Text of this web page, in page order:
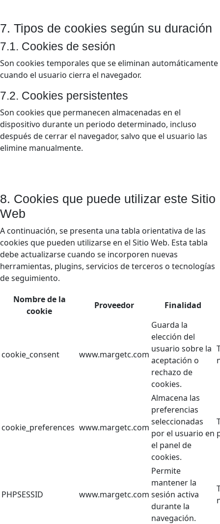
7. Tipos de cookies según su duración
7.1. Cookies de sesión
Son cookies temporales que se eliminan automáticamente
cuando el usuario cierra el navegador.
7.2. Cookies persistentes
Son cookies que permanecen almacenadas en el
dispositivo durante un periodo determinado, incluso
después de cerrar el navegador, salvo que el usuario las
elimine manualmente.
8. Cookies que puede utilizar este Sitio
Web
A continuación, se presenta una tabla orientativa de las
cookies que pueden utilizarse en el Sitio Web. Esta tabla
debe actualizarse cuando se incorporen nuevas
herramientas, plugins, servicios de terceros o tecnologías
de seguimiento.
Nombre de la
cookie
Proveedor Finalidad
cookie_consent www.margetc.com
Guarda la
elección del
usuario sobre la
aceptación o
rechazo de
cookies.
cookie_preferences www.margetc.com
Almacena las
preferencias
seleccionadas
por el usuario en
el panel de
cookies.
PHPSESSID www.margetc.com
Permite
mantener la
sesión activa
durante la
navegación.